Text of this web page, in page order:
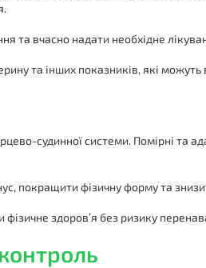
та вчасно надати необхідне
та інших показників, які
судинної системи. Помірні та
покращити фізичну форму та
фізичне здоров’я без ризику